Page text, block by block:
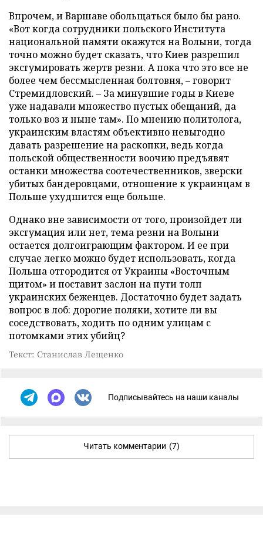
Впрочем, и Варшаве обольщаться было бы рано.
«Вот когда сотрудники польского Института
национальной памяти окажутся на Волыни, тогда
точно можно будет сказать, что Киев разрешил
эксгумировать жертв резни. А пока что это все не
более чем бессмысленная болтовня, – говорит
Стремидловский. – За минувшие годы в Киеве
уже надавали множество пустых обещаний, да
только воз и ныне там». По мнению политолога,
украинским властям объективно невыгодно
давать разрешение на раскопки, ведь когда
польской общественности воочию предъявят
останки множества соотечественников, зверски
убитых бандеровцами, отношение к украинцам в
Польше ухудшится еще больше.
Однако вне зависимости от того, произойдет ли
эксгумация или нет, тема резни на Волыни
остается долгоиграющим фактором. И ее при
случае легко можно будет использовать, когда
Польша отгородится от Украины «Восточным
щитом» и поставит заслон на пути толп
украинских беженцев. Достаточно будет задать
вопрос в лоб: дорогие поляки, хотите ли вы
соседствовать, ходить по одним улицам с
потомками этих убийц?
Текст: Станислав Лещенко
Подписывайтесь на наши каналы
Читать комментарии (7)